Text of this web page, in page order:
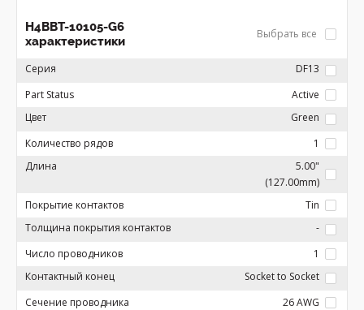
H4BBT-10105-G6
характеристики
Выбрать все
Серия
DF13
Part Status
Active
Цвет
Green
Количество рядов
1
Длина
5.00"
(127.00mm)
Покрытие контактов
Tin
Толщина покрытия контактов
-
Число проводников
1
Контактный конец
Socket to Socket
Сечение проводника
26 AWG